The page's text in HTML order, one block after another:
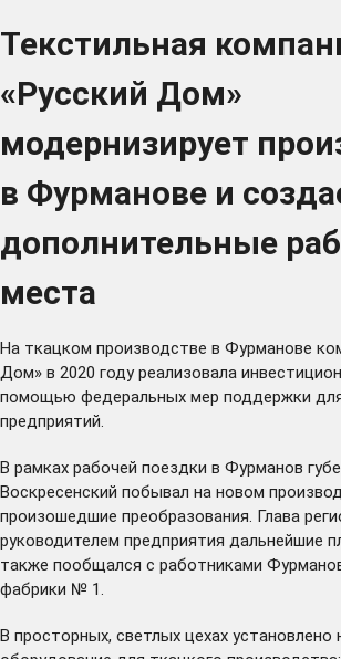
Текстильная
«Русский Дом»
модернизирует
в Фурманове и
дополнительные
места
На ткацком производстве в Фурманове
Дом» в 2020 году реализовала
помощью федеральных мер поддержки
предприятий.
В рамках рабочей поездки в Фурманов
Воскресенский побывал на новом
произошедшие преобразования. Глава
руководителем предприятия дальнейшие
также пообщался с работниками
фабрики № 1.
В просторных, светлых цехах установлено